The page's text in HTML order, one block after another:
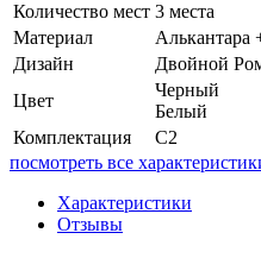
Количество мест 3 места
Материал
Алькантара
Дизайн
Двойной
Цвет
Черный
Белый
Комплектация
C2
посмотреть все
Характеристики
Отзывы